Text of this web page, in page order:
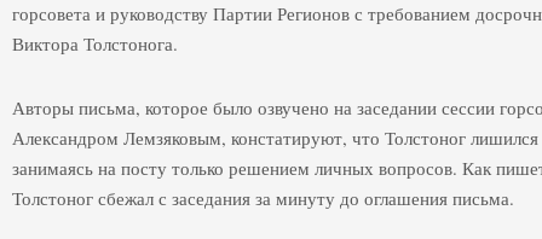
горсовета и руководству Партии Регионов с требованием
Виктора Толстонога.
Авторы письма, которое было озвучено на заседании сессии
Александром Лемзяковым, констатируют, что Толстоног
занимаясь на посту только решением личных вопросов. Как
Толстоног сбежал с заседания за минуту до оглашения письма.